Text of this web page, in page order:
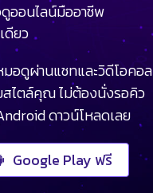
ออนไลน์มืออาชีพ
ดียว
อดูผ่านแชทและวิดีโอคอล
สไตล์คุณ ไม่ต้องนั่งรอคิว
ดาวน์โหลดเลย
Google Play ฟรี